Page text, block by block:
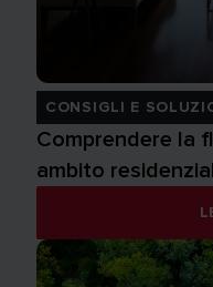
CONSIGLI E
Comprendere la
ambito